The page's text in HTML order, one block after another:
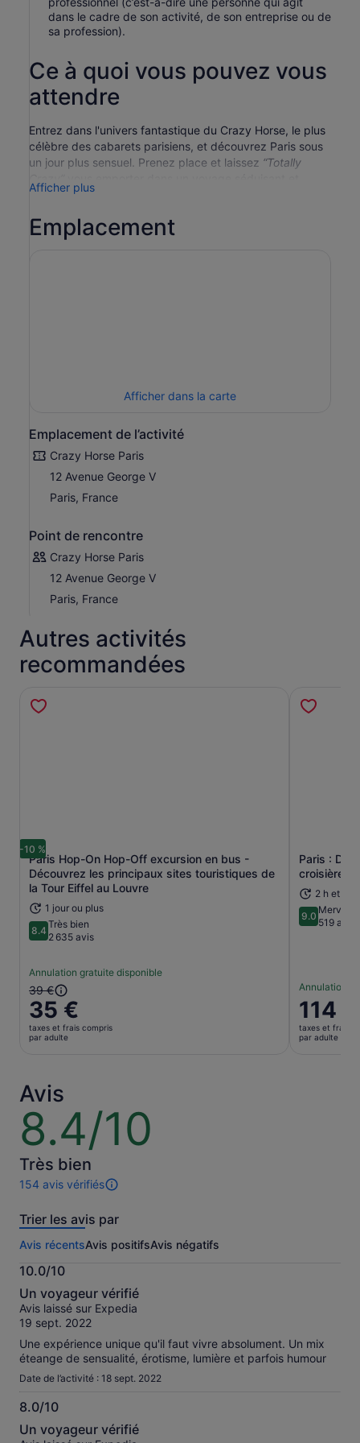
dans le cadre de son activité, de son entreprise ou de
sa profession).
Ce à quoi vous pouvez vous
attendre
Entrez dans l'univers fantastique du Crazy Horse, le plus
célèbre des cabarets parisiens, et découvrez Paris sous
un jour plus sensuel. Prenez place et laissez “Totally
audacieux de musique, de danse et de mystère.
Le Crazy Horse célèbre la beauté féminine avec
exotisme et sensualité depuis son ouverture en 1951.
Tandis que les silhouettes sulfureuses de 15 danseuses
et leurs talons hauts conçus par le roi parisien de la
chaussure de luxe, Christian Louboutin.
Laissez-vous séduire par le charme du Crazy Horse
Paris… « Totally Crazy !“.
Afficher plus
Emplacement
Afficher dans la carte
Emplacement de l’activité
Crazy Horse Paris
12 Avenue George V
Paris, France
Point de rencontre
Crazy Horse Paris
12 Avenue George V
Paris, France
Autres activités
recommandées
-10 %
Paris Hop-On Hop-Off excursion en bus -
Découvrez les principaux sites touristiques de
la Tour Eiffel au Louvre
1 jour ou plus
8.48.4 sur 10
Très bien
2 635 avis
Annulation gratuite disponible
Le
prix
précédent
était
et
le
prix
actuel
est
de
35 €
adulte
39 €
35 €
taxes et frais compris
par adulte
S’ouvre dans un nouvel onglet.
Paris :
croisière
2 h et 30
9.09.0 sur 10
519 avis
Annulation
Le
prix
est
114 €
taxes et frais
par adulte
Avis
8.4/10
8.4
sur
10
Très bien
154 avis vérifiés
154 avis
cette
Plus
d’informations
sur
nos
avis
vérifiés
Trier les avis par
Avis récentsAvis positifsAvis négatifs
10.0/10
10.0
sur
10
Un voyageur vérifié
Avis laissé sur Expedia
19 sept. 2022
Une expérience unique qu'il faut vivre absolument. Un mix
éteange de sensualité, érotisme, lumière et parfois humour
Date de l’activité : 18 sept. 2022
8.0/10
8.0
sur
Un voyageur vérifié